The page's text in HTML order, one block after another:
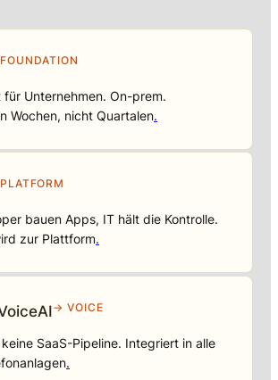
für Unternehmen. On-prem.
Wochen, nicht Quartalen.
bauen Apps, IT hält die Kontrolle.
zur Plattform.
→ VOICE
keine SaaS-Pipeline. Integriert in alle
.